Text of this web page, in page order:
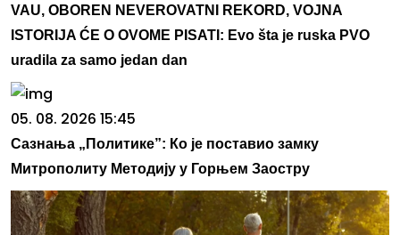
VAU, OBOREN NEVEROVATNI REKORD, VOJNA
ISTORIJA ĆE O OVOME PISATI: Evo šta je ruska PVO
uradila za samo jedan dan
05. 08. 2026 15:45
Сазнања „Политике”: Ко је поставио замку
Митрополиту Методију у Горњем Заостру